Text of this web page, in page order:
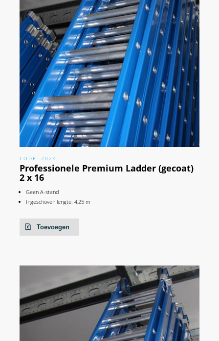
CODE: 2024
Professionele Premium Ladder (gecoat)
2 x 16
Geen A-stand
Ingeschoven lengte: 4,25 m
Toevoegen